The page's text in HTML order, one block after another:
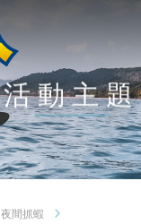
活動主題
夜間抓蝦